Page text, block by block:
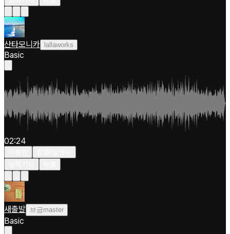
산타모니카 lallaworks
Basic
02:24
새출발 브금master
Basic